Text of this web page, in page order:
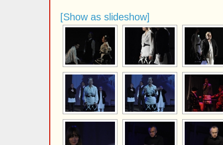
[Show as slideshow]